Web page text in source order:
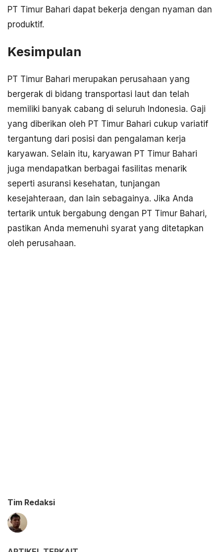
PT Timur Bahari dapat bekerja dengan nyaman dan
produktif.
Kesimpulan
PT Timur Bahari merupakan perusahaan yang
bergerak di bidang transportasi laut dan telah
memiliki banyak cabang di seluruh Indonesia. Gaji
yang diberikan oleh PT Timur Bahari cukup variatif
tergantung dari posisi dan pengalaman kerja
karyawan. Selain itu, karyawan PT Timur Bahari
juga mendapatkan berbagai fasilitas menarik
seperti asuransi kesehatan, tunjangan
kesejahteraan, dan lain sebagainya. Jika Anda
tertarik untuk bergabung dengan PT Timur Bahari,
pastikan Anda memenuhi syarat yang ditetapkan
oleh perusahaan.
Tim Redaksi